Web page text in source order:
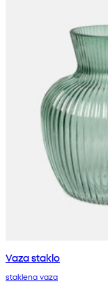
Vaza staklo
staklena vaza